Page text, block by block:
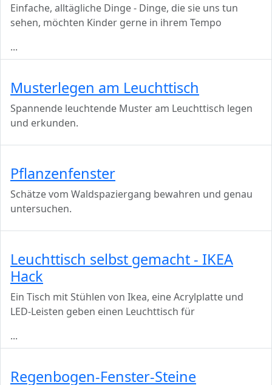
Einfache, alltägliche Dinge - Dinge, die sie uns tun
sehen, möchten Kinder gerne in ihrem Tempo
...
Musterlegen am Leuchttisch
Spannende leuchtende Muster am Leuchttisch legen
und erkunden.
Pflanzenfenster
Schätze vom Waldspaziergang bewahren und genau
untersuchen.
Leuchttisch selbst gemacht - IKEA
Hack
Ein Tisch mit Stühlen von Ikea, eine Acrylplatte und
LED-Leisten geben einen Leuchttisch für
...
Regenbogen-Fenster-Steine